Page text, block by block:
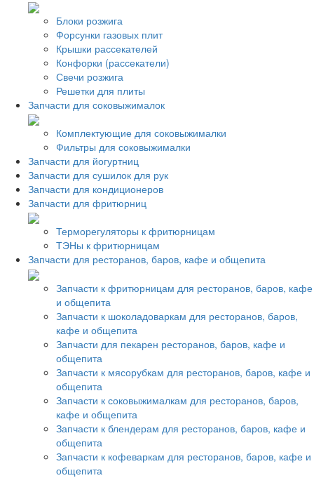
Блоки розжига
Форсунки газовых плит
Крышки рассекателей
Конфорки (рассекатели)
Свечи розжига
Решетки для плиты
Запчасти для соковыжималок
Комплектующие для соковыжималки
Фильтры для соковыжималки
Запчасти для йогуртниц
Запчасти для сушилок для рук
Запчасти для кондиционеров
Запчасти для фритюрниц
Терморегуляторы к фритюрницам
ТЭНы к фритюрницам
Запчасти для ресторанов, баров, кафе и общепита
Запчасти к фритюрницам для ресторанов, баров, кафе
и общепита
Запчасти к шоколадоваркам для ресторанов, баров,
кафе и общепита
Запчасти для пекарен ресторанов, баров, кафе и
общепита
Запчасти к мясорубкам для ресторанов, баров, кафе и
общепита
Запчасти к соковыжималкам для ресторанов, баров,
кафе и общепита
Запчасти к блендерам для ресторанов, баров, кафе и
общепита
Запчасти к кофеваркам для ресторанов, баров, кафе и
общепита